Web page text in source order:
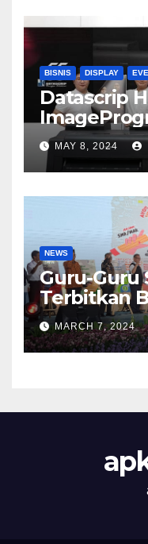
BISNIS DISPLAY
Datascrip
Series
MAY 8, 2024
NEWS
Guru-Guru
Terbitkan
MARCH 7, 2024